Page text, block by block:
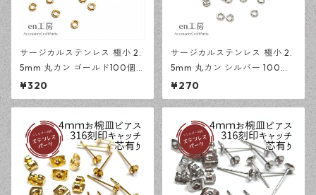
サージカルステンレス 極小 2.
5mm 丸カン ゴールド100個
アレルギー対応 基礎パーツ ハ
ンドメイド資材 【en工房】
¥320
サージカルステンレス 極小 2.
5mm 丸カン シルバー 100個
アレルギー対応 基礎パーツ ハ
ンドメイド資材 【en工房】
¥270